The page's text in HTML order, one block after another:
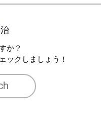
よこみち作家テント）
か？
ックしましょう！